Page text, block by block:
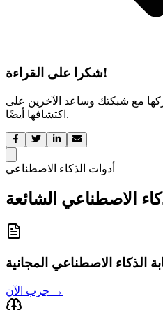
شكرا على القراءة!
مع شبكتك وساعد الآخرين على
اكتشافها أيضًا.
أدوات الذكاء الاصطناعي
الاصطناعي الشائعة
الذكاء الاصطناعي المجانية
جرب الآن →